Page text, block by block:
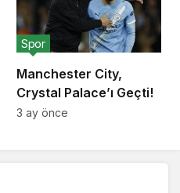
Manchester City,
Crystal Palace’ı Geçti!
Spor
3 ay önce